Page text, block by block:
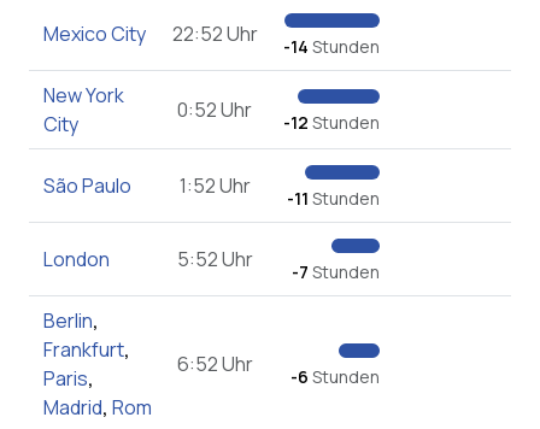
Mexico City 22:52 Uhr -14 Stunden
New York
City
0:52 Uhr -12 Stunden
São Paulo 1:52 Uhr -11 Stunden
London 5:52 Uhr -7 Stunden
Berlin,
Frankfurt,
Paris,
Madrid, Rom
6:52 Uhr -6 Stunden